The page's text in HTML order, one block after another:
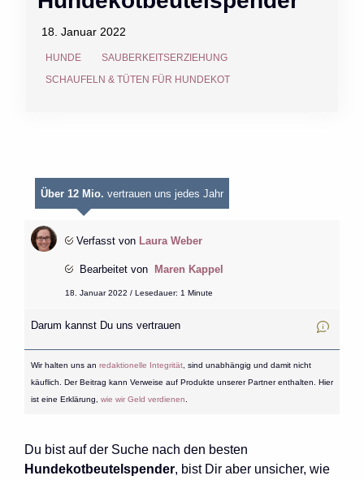
18. Januar 2022
HUNDE
SAUBERKEITSERZIEHUNG
SCHAUFELN & TÜTEN FÜR HUNDEKOT
Über 12 Mio. vertrauen uns jedes Jahr
Verfasst von Laura Weber
Bearbeitet von Maren Kappel
18. Januar 2022 / Lesedauer: 1 Minute
Darum kannst Du uns vertrauen
Wir halten uns an redaktionelle Integrität, sind unabhängig und damit nicht
käuflich. Der Beitrag kann Verweise auf Produkte unserer Partner enthalten. Hier
ist eine Erklärung, wie wir Geld verdienen
Du bist auf der Suche nach den besten
Hundekotbeutelspender, bist Dir aber unsicher, wie